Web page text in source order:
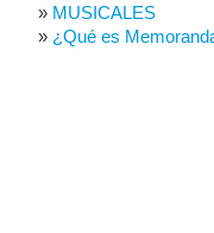
MUSICALES
¿Qué es